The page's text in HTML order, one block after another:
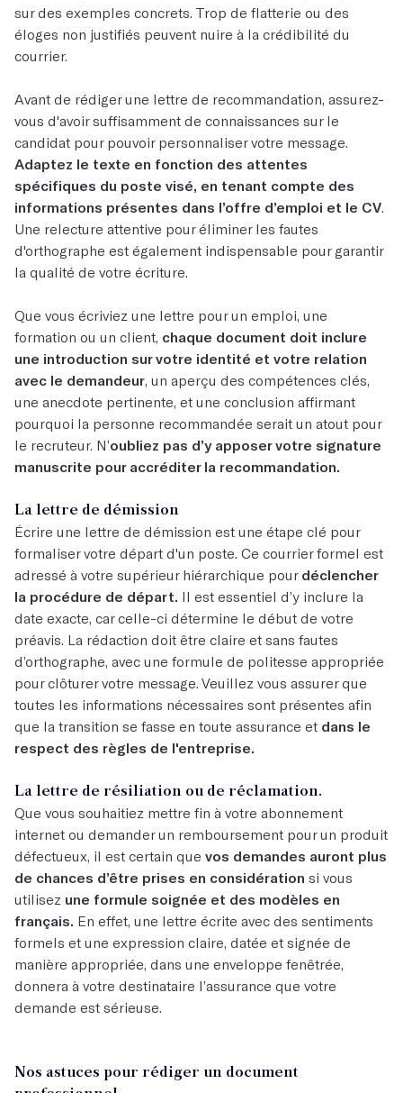
sur des exemples concrets. Trop de flatterie ou des
éloges non justifiés peuvent nuire à la crédibilité du
courrier.
Avant de rédiger une lettre de recommandation, assurez-
vous d'avoir suffisamment de connaissances sur le
candidat pour pouvoir personnaliser votre message.
Adaptez le texte en fonction des attentes
spécifiques du poste visé, en tenant compte des
informations présentes dans l’offre d’emploi et le CV.
Une relecture attentive pour éliminer les fautes
d'orthographe est également indispensable pour garantir
la qualité de votre écriture.
Que vous écriviez une lettre pour un emploi, une
formation ou un client, chaque document doit inclure
une introduction sur votre identité et votre relation
avec le demandeur, un aperçu des compétences clés,
une anecdote pertinente, et une conclusion affirmant
pourquoi la personne recommandée serait un atout pour
le recruteur. N’oubliez pas d’y apposer votre signature
manuscrite pour accréditer la recommandation.
La lettre de démission
Écrire une lettre de démission est une étape clé pour
formaliser votre départ d'un poste. Ce courrier formel est
adressé à votre supérieur hiérarchique pour déclencher
la procédure de départ. Il est essentiel d’y inclure la
date exacte, car celle-ci détermine le début de votre
préavis. La rédaction doit être claire et sans fautes
d’orthographe, avec une formule de politesse appropriée
pour clôturer votre message. Veuillez vous assurer que
toutes les informations nécessaires sont présentes afin
que la transition se fasse en toute assurance et dans le
respect des règles de l'entreprise.
La lettre de résiliation ou de réclamation.
Que vous souhaitiez mettre fin à votre abonnement
internet ou demander un remboursement pour un produit
défectueux, il est certain que vos demandes auront plus
de chances d’être prises en considération si vous
utilisez une formule soignée et des modèles en
français. En effet, une lettre écrite avec des sentiments
formels et une expression claire, datée et signée de
manière appropriée, dans une enveloppe fenêtrée,
donnera à votre destinataire l’assurance que votre
demande est sérieuse.
Nos astuces pour rédiger un document